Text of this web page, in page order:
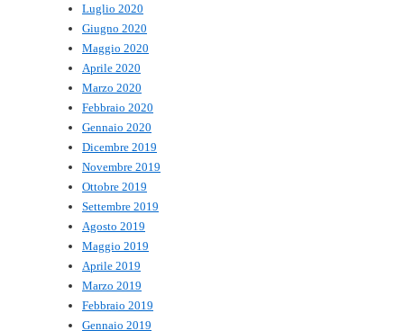
Luglio 2020
Giugno 2020
Maggio 2020
Aprile 2020
Marzo 2020
Febbraio 2020
Gennaio 2020
Dicembre 2019
Novembre 2019
Ottobre 2019
Settembre 2019
Agosto 2019
Maggio 2019
Aprile 2019
Marzo 2019
Febbraio 2019
Gennaio 2019